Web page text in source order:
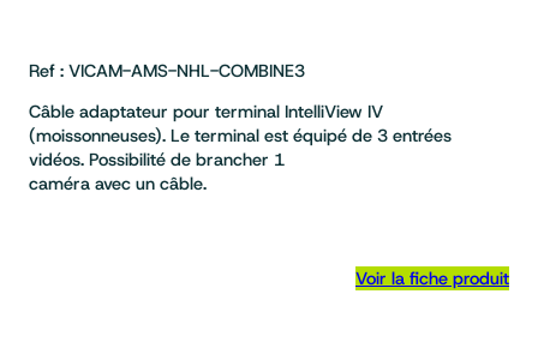
Ref : VICAM-AMS-NHL-COMBINE3
Câble adaptateur pour terminal IntelliView IV
(moissonneuses). Le terminal est équipé de 3 entrées
vidéos. Possibilité de brancher 1
caméra avec un câble.
Voir la fiche produit